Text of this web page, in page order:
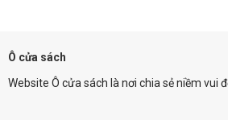
Ô cửa sách
Website Ô cửa sách là nơi chia sẻ niềm vui